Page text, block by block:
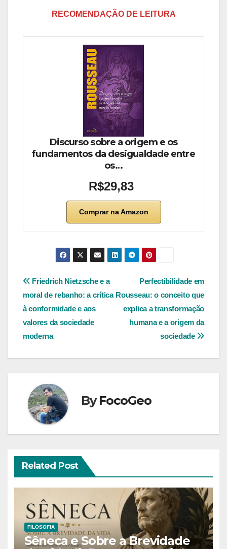
RECOMENDAÇÃO DE LEITURA
Discurso sobre a origem e os
fundamentos da desigualdade entre
os…
R$29,83
Comprar na Amazon
Navegação
de
Post
Perfectibilidade em
Rousseau: o conceito que
explica a transformação
humana e a origem da
sociedade
Friedrich Nietzsche e a
moral de rebanho: a crítica
à conformidade e aos
valores da sociedade
moderna
ByFocoGeo
Related Post
FILOSOFIA
Sêneca e Sobre a Brevidade